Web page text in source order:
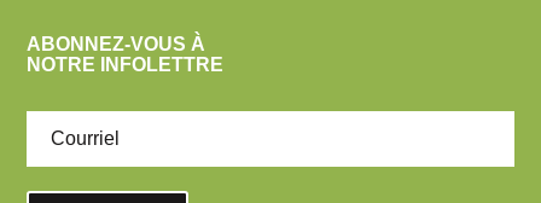
ABONNEZ-VOUS À
NOTRE INFOLETTRE